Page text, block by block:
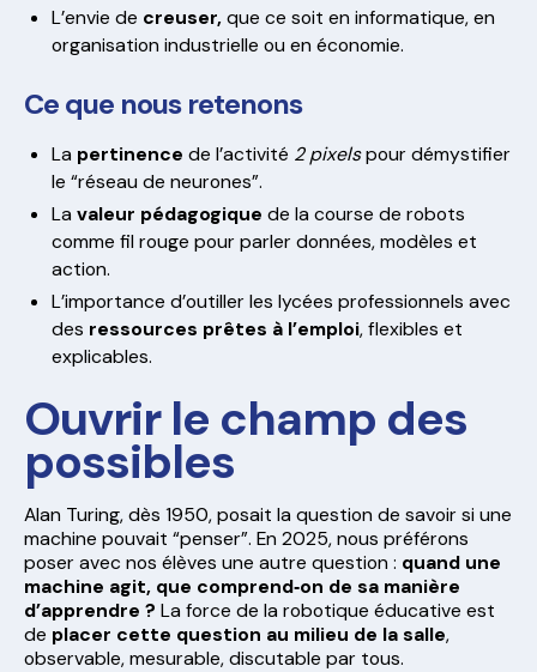
L’envie de creuser,que ce soit en informatique, en
organisation industrielle ou en économie.
Ce que nous retenons
La pertinence de l’activité 2 pixelspour démystifier
le “réseau de neurones”.
Lavaleur pédagogique de la course de robots
comme fil rouge pour parler données, modèles et
action.
L’importance d’outiller les lycées professionnels avec
des ressources prêtes à l’emploi, flexibles et
explicables.
Ouvrir le champ des
possibles
Alan Turing, dès 1950, posait la question de savoir si une
machine pouvait “penser”. En 2025, nous préférons
poser avec nos élèves une autre question : quand une
machine agit, que comprend‑on de sa manière
d’apprendre ? La force de la robotique éducative est
de placer cette question au milieu de la salle,
observable, mesurable, discutable par tous.